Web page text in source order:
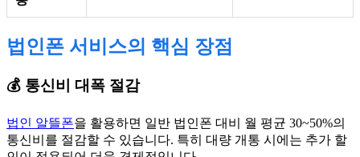
법인폰 서비스의 핵심 장점
💰 통신비 대폭 절감
법인 알뜰폰을 활용하면 일반 법인폰 대비 월 평균 30~50%의
통신비를 절감할 수 있습니다. 특히 대량 개통 시에는 추가 할